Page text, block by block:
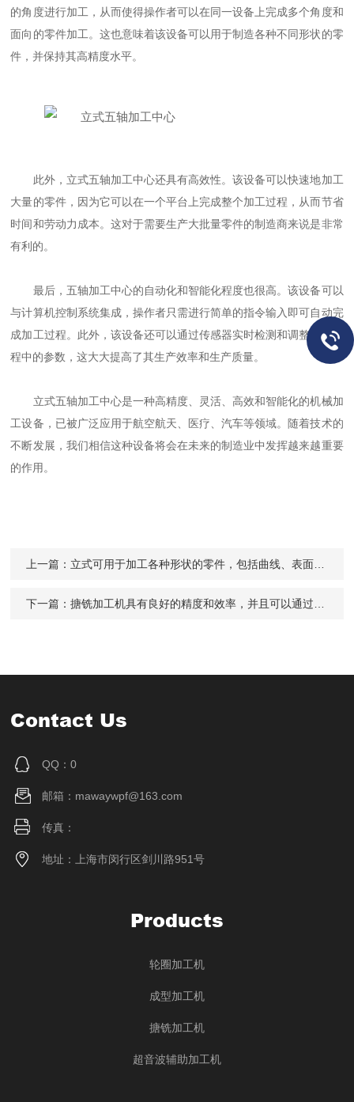
的角度进行加工，从而使得操作者可以在同一设备上完成多个角度和
面向的零件加工。这也意味着该设备可以用于制造各种不同形状的零
件，并保持其高精度水平。
此外，立式五轴加工中心还具有高效性。该设备可以快速地加工
大量的零件，因为它可以在一个平台上完成整个加工过程，从而节省
时间和劳动力成本。这对于需要生产大批量零件的制造商来说是非常
有利的。
最后，五轴加工中心的自动化和智能化程度也很高。该设备可以
与计算机控制系统集成，操作者只需进行简单的指令输入即可自动完
成加工过程。此外，该设备还可以通过传感器实时检测和调整加工过
程中的参数，这大大提高了其生产效率和生产质量。
立式五轴加工中心是一种高精度、灵活、高效和智能化的机械加
工设备，已被广泛应用于航空航天、医疗、汽车等领域。随着技术的
不断发展，我们相信这种设备将会在未来的制造业中发挥越来越重要
的作用。
上一篇： 立式可用于加工各种形状的零件，包括曲线、表面和复杂的几何形状
下一篇：搪铣加工机具有良好的精度和效率，并且可以通过多种方式进行控制
Contact Us
QQ：0
邮箱：mawaywpf@163.com
传真：
地址：上海市闵行区剑川路951号
Products
轮圈加工机
成型加工机
搪铣加工机
超音波辅助加工机